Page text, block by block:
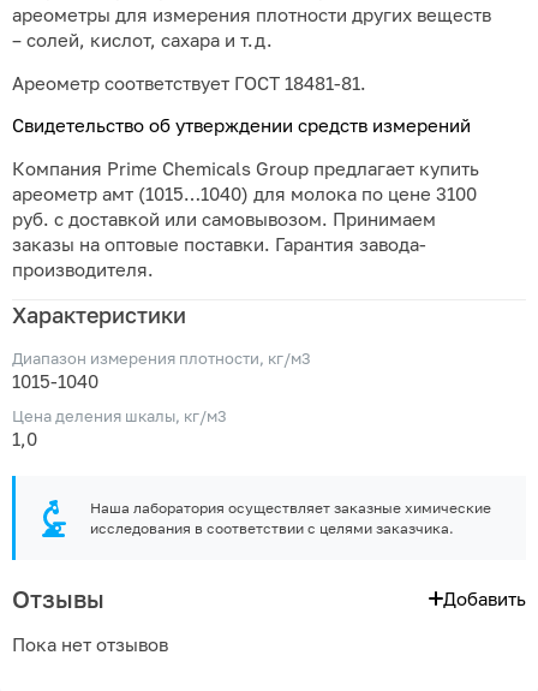
ареометры для измерения плотности других веществ
– солей, кислот, сахара и т.д.
Ареометр соответствует ГОСТ 18481-81.
Свидетельство об утверждении средств измерений
Компания Prime Chemicals Group предлагает купить
ареометр амт (1015…1040) для молока по цене 3100
руб. с доставкой или самовывозом. Принимаем
заказы на оптовые поставки. Гарантия завода-
производителя.
Характеристики
Диапазон измерения плотности, кг/м3
1015-1040
Цена деления шкалы, кг/м3
1,0
Наша лаборатория осуществляет заказные химические
исследования в соответствии с целями заказчика.
Отзывы Добавить
Пока нет отзывов